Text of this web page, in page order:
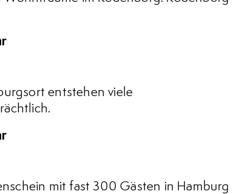
entstehen viele
mit fast 300 Gästen in Hamburg